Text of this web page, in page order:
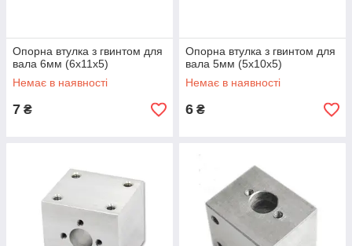
Опорна втулка з гвинтом для
вала 6мм (6x11x5)
Немає в наявності
7 ₴
Опорна втулка з гвинтом для
вала 5мм (5x10x5)
Немає в наявності
6 ₴